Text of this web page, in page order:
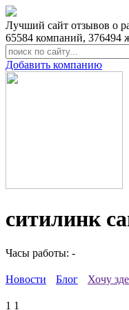
Лучший сайт отзывов о
65584 компаний, 376494
Добавить компанию
ситилинк
Часы работы: -
Новости Блог Хочу
1 1